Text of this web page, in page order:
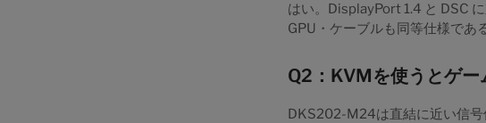
はい。DisplayPort 1.4 と DSC
GPU・ケーブルも同等仕様であ
Q2：KVMを使うとゲー
DKS202-M24は直結に近い信号